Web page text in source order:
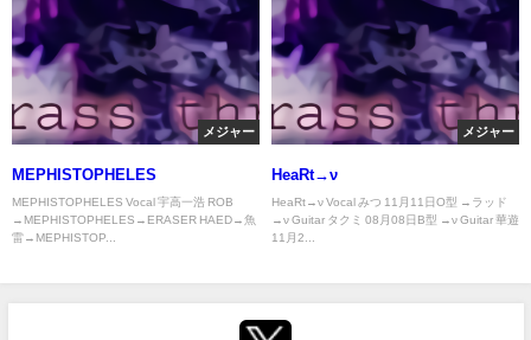
メジャー
MEPHISTOPHELES
MEPHISTOPHELES Vocal 宇高一浩 ROB
→MEPHISTOPHELES→ERASER HAED→魚
雷→MEPHISTOP...
メジャー
HeaRt→ν
HeaRt→ν Vocal みつ 11月11日O型 →ラッド
→ν Guitar タクミ 08月08日B型 →ν Guitar 華遊
11月2...